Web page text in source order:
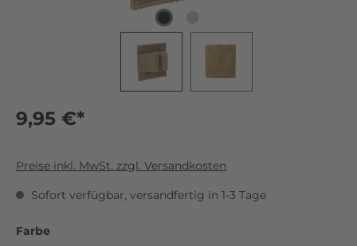
9,95 €*
Preise inkl. MwSt. zzgl. Versandkosten
Sofort verfügbar, versandfertig in 1-3 Tage
Farbe